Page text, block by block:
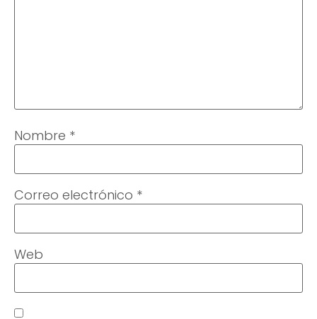
Nombre *
Correo electrónico *
Web